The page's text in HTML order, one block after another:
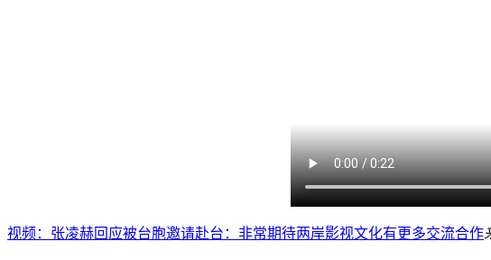
视频：张凌赫回应被台胞邀请赴台：非常期待两岸影视文化有更多交流合作